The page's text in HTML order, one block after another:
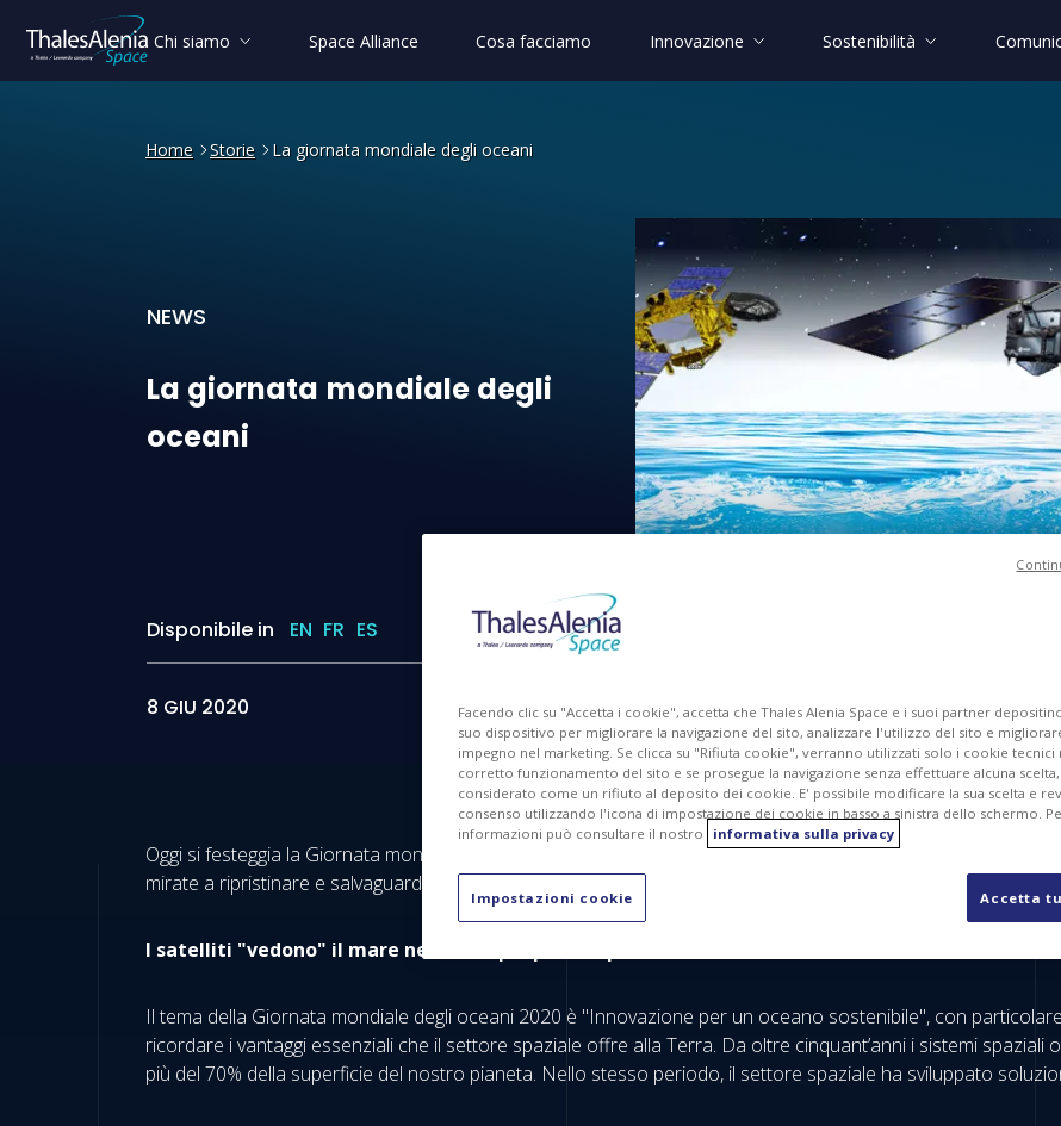
Chi siamo Space Alliance Cosa facciamo Innovazione Sostenibilità
Home Storie La giornata mondiale degli oceani
NEWS
La giornata mondiale degli oceani
La giornata mondiale degli
oceani
Disponibile in EN FR ES
8 GIU 2020
Oggi si festeggia la Giornata mondiale degli oceani, istituita dalle Nazioni unite per celebrare il ruolo degli
mirate a ripristinare e salvaguardare il mare e a sfruttarne le risorse in modo sostenibile.
I satelliti "vedono" il mare nel modo più preciso possibile
Il tema della Giornata mondiale degli oceani 2020 è "Innovazione per un oceano sostenibile", con
ricordare i vantaggi essenziali che il settore spaziale offre alla Terra. Da oltre cinquant’anni i sistemi
più del 70% della superficie del nostro pianeta. Nello stesso periodo, il settore spaziale ha sviluppato
Facendo clic su "Accetta i cookie", accetta che Thales Alenia Space e i suoi partner
suo dispositivo per migliorare la navigazione del sito, analizzare l'utilizzo del sito e
impegno nel marketing. Se clicca su "Rifiuta cookie", verranno utilizzati solo i cookie tecnici
corretto funzionamento del sito e se prosegue la navigazione senza effettuare alcuna
considerato come un rifiuto al deposito dei cookie. E' possibile modificare la sua scelta e
consenso utilizzando l'icona di impostazione dei cookie in basso a sinistra dello schermo.
informazioni può consultare il nostro
informativa sulla privacy
Impostazioni cookie Accetta